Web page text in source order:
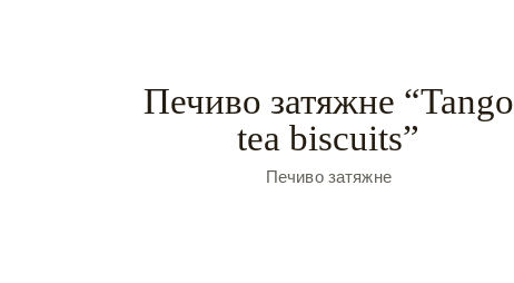
Печиво затяжне “Tango
tea biscuits”
Печиво затяжне